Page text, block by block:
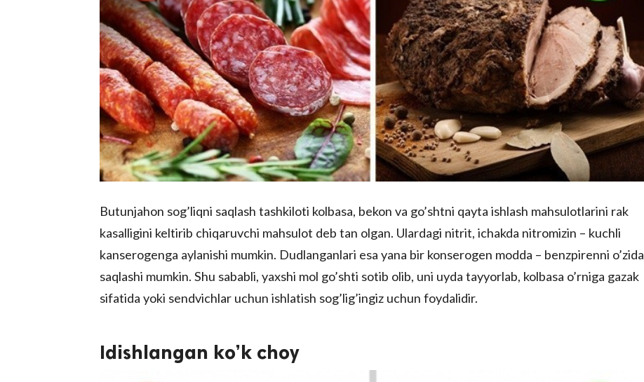
Butunjahon sog’liqni saqlash tashkiloti kolbasa, bekon va go’shtni qayta ishlash mahsulotlarini rak
kasalligini keltirib chiqaruvchi mahsulot deb tan olgan. Ulardagi nitrit, ichakda nitromizin – kuchli
kanserogenga aylanishi mumkin. Dudlanganlari esa yana bir konserogen modda – benzpirenni o’zida
saqlashi mumkin. Shu sababli, yaxshi mol go’shti sotib olib, uni uyda tayyorlab, kolbasa o’rniga gazak
sifatida yoki sendvichlar uchun ishlatish sog’lig’ingiz uchun foydalidir.
Idishlangan ko’k choy